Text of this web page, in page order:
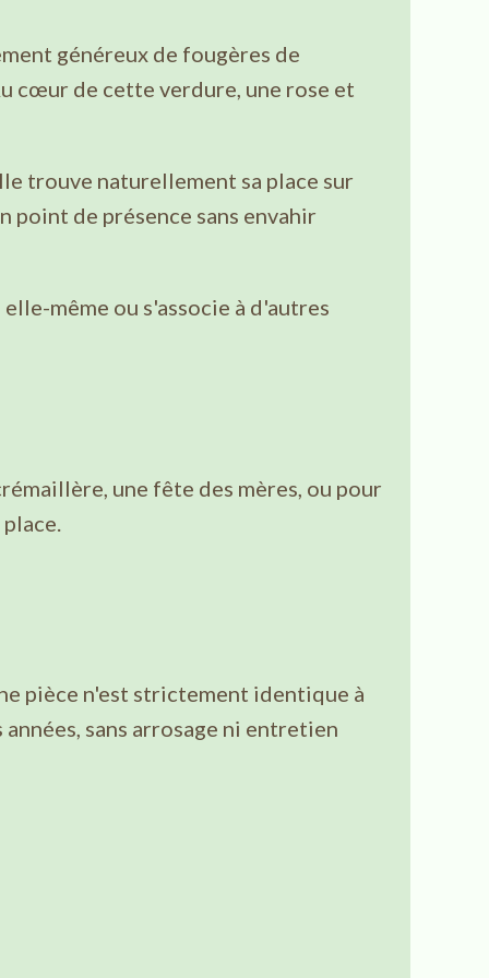
généreux de fougères de
cœur de cette verdure, une rose et
trouve naturellement sa place sur
point de présence sans envahir
même ou s'associe à d'autres
une fête des mères, ou pour
pièce n'est strictement identique à
sans arrosage ni entretien